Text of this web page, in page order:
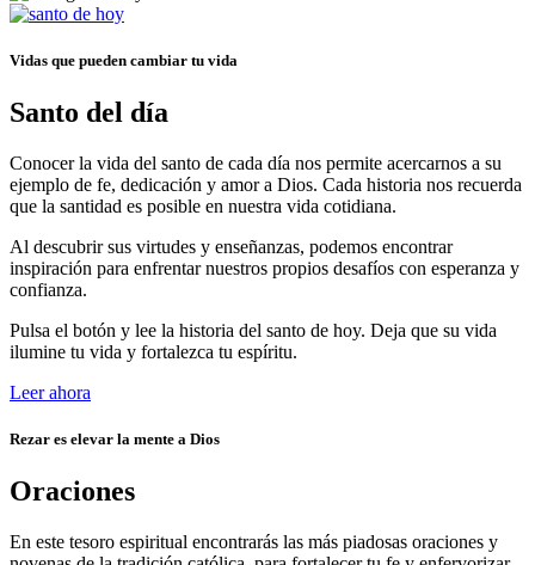
Vidas que pueden cambiar tu vida
Santo del día
Conocer la vida del santo de cada día nos permite acercarnos a su
ejemplo de fe, dedicación y amor a Dios. Cada historia nos recuerda
que la santidad es posible en nuestra vida cotidiana.
Al descubrir sus virtudes y enseñanzas, podemos encontrar
inspiración para enfrentar nuestros propios desafíos con esperanza y
confianza.
Pulsa el botón y lee la historia del santo de hoy. Deja que su vida
ilumine tu vida y fortalezca tu espíritu.
Leer ahora
Rezar es elevar la mente a Dios
Oraciones
En este tesoro espiritual encontrarás las más piadosas oraciones y